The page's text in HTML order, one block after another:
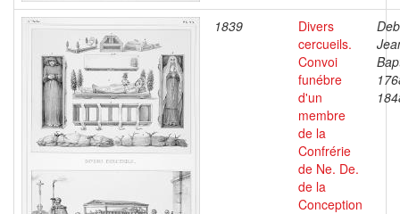
1839
Divers
cercueils.
Convoi
funébre
d'un
membre
de la
Confrérie
de Ne. De.
de la
Conception